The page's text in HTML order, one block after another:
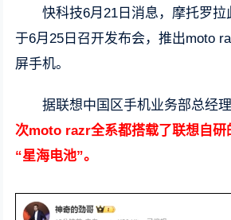
快科技6月21日消息，摩托罗
于6月25日召开发布会，推出moto
屏手机。
据联想中国区手机业务部总经
次moto razr全系都搭载了联想自研
“星海电池”。